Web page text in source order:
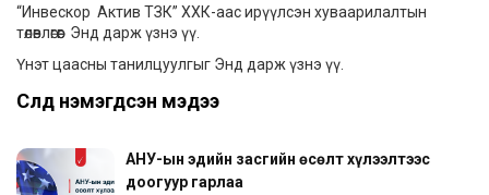
“Инвескор Актив ТЗК” ХХК-аас ирүүлсэн хуваарилалтын
төлөвлөгөөг Энд дарж үзнэ үү.
Үнэт цаасны танилцуулгыг Энд дарж үзнэ үү.
Сүүлд нэмэгдсэн мэдээ
АНУ-ын эдийн засгийн өсөлт хүлээлтээс
доогуур гарлаа